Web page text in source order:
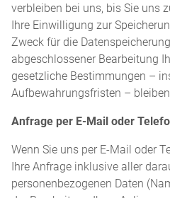
verbleiben bei uns, bis Sie uns
Ihre Einwilligung zur
Zweck für die
abgeschlossener Bearbeitung
gesetzliche Bestimmungen –
Aufbewahrungsfristen –
Anfrage per E-Mail oder
Wenn Sie uns per E-Mail oder
Ihre Anfrage inklusive aller
personenbezogenen Daten